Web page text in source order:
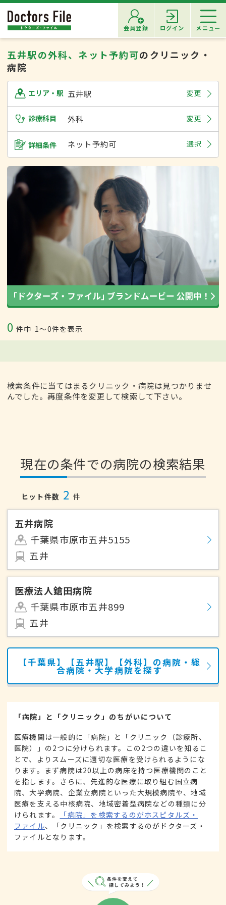
会員登録 ログイン メニュー
五井駅の外科、ネット予約可のクリニック・
病院
エリア・駅 五井駅 変更
診療科目 外科 変更
詳細条件 ネット予約可 選択
0 件中 1〜0件を表示
検索条件に当てはまるクリニック・病院は見つかりませ
んでした。再度条件を変更して検索して下さい。
現在の条件での病院の検索結果
ヒット件数 2 件
五井病院
千葉県市原市五井5155
五井
医療法人鎗田病院
千葉県市原市五井899
五井
【千葉県】【五井駅】【外科】の病院・総
合病院・大学病院を探す
「病院」と「クリニック」のちがいについて
医療機関は一般的に「病院」と「クリニック（診療所、
医院）」の2つに分けられます。この2つの違いを知るこ
とで、よりスムーズに適切な医療を受けられるようにな
ります。まず病院は20以上の病床を持つ医療機関のこと
を指します。さらに、先進的な医療に取り組む国立病
院、大学病院、企業立病院といった大規模病院や、地域
医療を支える中核病院、地域密着型病院などの種類に分
けられます。
「病院」を検索するのがホスピタルズ・
ファイル、「クリニック」を検索するのがドクターズ・
ファイルとなります。